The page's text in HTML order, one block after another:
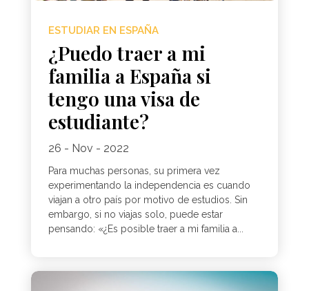
ESTUDIAR EN ESPAÑA
¿Puedo traer a mi
familia a España si
tengo una visa de
estudiante?
26 - Nov - 2022
Para muchas personas, su primera vez
experimentando la independencia es cuando
viajan a otro país por motivo de estudios. Sin
embargo, si no viajas solo, puede estar
pensando: «¿Es posible traer a mi familia a...